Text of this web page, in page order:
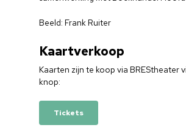
Beeld: Frank Ruiter
Kaartverkoop
Kaarten zijn te koop via BREStheater
knop:
Tickets